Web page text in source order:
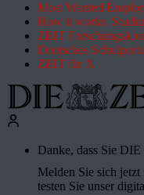
Most Wanted
How it works:
ZEIT
Deutsches
ZEIT für X
Danke, dass Sie
Melden Sie sich
testen Sie unser